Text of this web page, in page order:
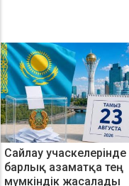
Сайлау учаскелерінде
барлық азаматқа тең
мүмкіндік жасалады